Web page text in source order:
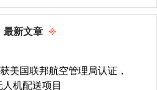
最新文章
美国联邦航空管理局认证，
机配送项目